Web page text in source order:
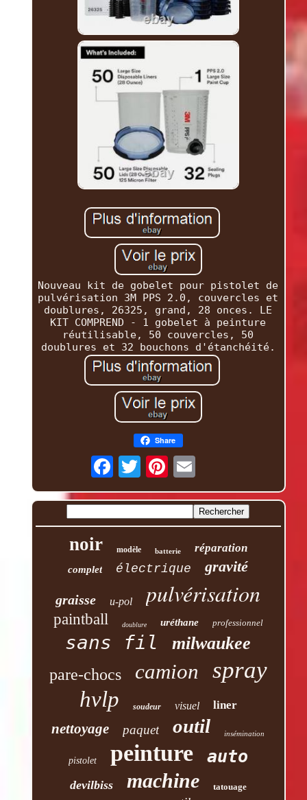
Nouveau kit de gobelet pour pistolet de
pulvérisation 3M PPS 2.0, couvercles et
doublures, 26325, grand, 28 onces. LE
KIT COMPREND - 1 gobelet à peinture
réutilisable, 50 couvercles, 50
doublures et 32 bouchons d'étanchéité.
Share
noir modèle batterie réparation
complet électrique gravité
graisse u-pol pulvérisation
paintball doublure uréthane professionnel
sans fil milwaukee
pare-chocs camion spray
hvlp soudeur visuel liner
nettoyage paquet outil insémination
pistolet peinture auto
devilbiss machine
tatouage